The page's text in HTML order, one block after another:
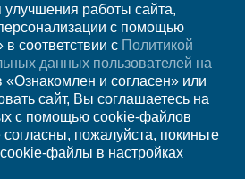
53 13-62
ежедн. 7.00-23.00
РегионТюмень
Записаться на
прием
улучшения работы сайта,
с помощью
соответствии с Политикой
данных пользователей на
«Ознакомлен и согласен» или
сайт, Вы соглашаетесь на
с помощью cookie-файлов
пожалуйста, покиньте
файлы в настройках